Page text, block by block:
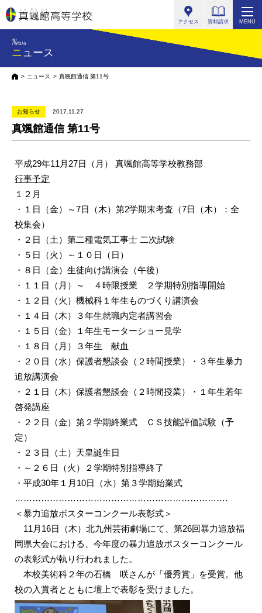
アクセス 資料請求 MENU
News
ニュース
HOMEニュース 真颯館通信 第11号
お知らせ 2017.11.27
真颯館通信 第11号
平成29年11月27日（月） 真颯館高等学校教務部
行事予定
１２月
・１日（金）～7日（木）第2学期末考査（7日（木）：全
校集会）
・２日（土）第二種電気工事士 二次試験
・５日（火）～１０日（日）
・８日（金）生徒向け講演会（午後）
・１１日（月）～ ４時限授業 ２学期特別指導開始
・１２日（火）機械科１年生ものづくり講演会
・１４日（木）３年生就職内定者講習会
・１５日（金）１年生モーターショー見学
・１８日（月）３年生 献血
・２０日（水）保護者懇談会（２時間授業）・３年生暴力
追放講演会
・２１日（木）保護者懇談会（２時間授業）・１年生若年
啓発講座
・２２日（金）第２学期終業式 ＣＳ技能評価試験（予
定）
・２３日（土）天皇誕生日
・～２６日（火）２学期特別指導終了
・平成30年１月10日（水）第３学期始業式
……………………………………………………………….
＜暴力追放ポスターコンクール表彰式＞
11月16日（木）北九州芸術劇場にて、第26回暴力追放福
岡県大会における、今年度の暴力追放ポスターコンクール
の表彰式が執り行われました。
本校美術科２年の石橋 咲さんが「優秀賞」を受賞。他
校の入賞者とともに壇上で表彰を受けました。